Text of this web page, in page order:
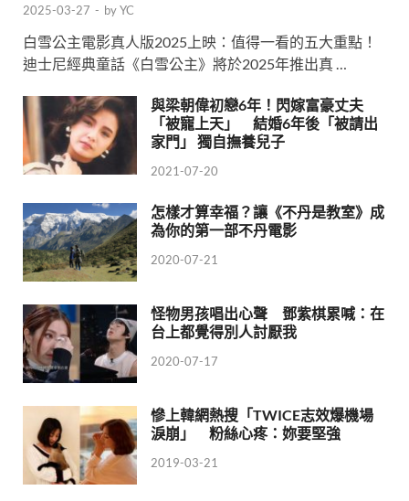
2025-03-27 - byYC
白雪公主電影真人版2025上映：值得一看的五大重點！
迪士尼經典童話《白雪公主》將於2025年推出真 …
與梁朝偉初戀6年！閃嫁富豪丈夫
「被寵上天」 結婚6年後「被請出
家門」 獨自撫養兒子
2021-07-20
怎樣才算幸福？讓《不丹是教室》成
為你的第一部不丹電影
2020-07-21
怪物男孩唱出心聲 鄧紫棋累喊：在
台上都覺得別人討厭我
2020-07-17
慘上韓網熱搜「TWICE志效爆機場
淚崩」 粉絲心疼：妳要堅強
2019-03-21